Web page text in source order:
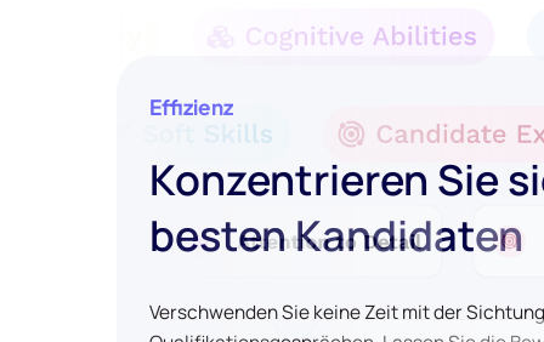
Effizienz
Konzentrieren Sie
besten Kandidaten
Verschwenden Sie keine Zeit mit der